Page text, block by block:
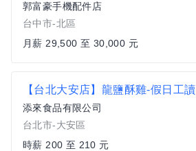
郭富豪手機配件店
台中市-北區
月薪 29,500 至 30,000 元
【台北大安店】龍鹽酥雞-假日工讀
添來食品有限公司
台北市-大安區
時薪 200 至 210 元